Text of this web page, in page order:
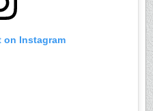
on Instagram